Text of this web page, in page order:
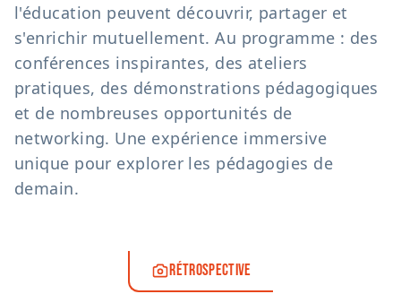
l'éducation peuvent découvrir, partager et
s'enrichir mutuellement. Au programme : des
conférences inspirantes, des ateliers
pratiques, des démonstrations pédagogiques
et de nombreuses opportunités de
networking. Une expérience immersive
unique pour explorer les pédagogies de
demain.
RÉTROSPECTIVE